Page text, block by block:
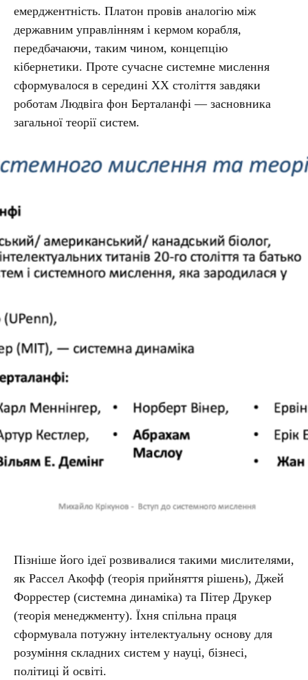
емерджентність. Платон провів аналогію між
державним управлінням і кермом корабля,
передбачаючи, таким чином, концепцію
кібернетики. Проте сучасне системне мислення
сформувалося в середині XX століття завдяки
роботам Людвіга фон Берталанфі — засновника
загальної теорії систем.
Пізніше його ідеї розвивалися такими мислителями,
як Рассел Акофф (теорія прийняття рішень), Джей
Форрестер (системна динаміка) та Пітер Друкер
(теорія менеджменту). Їхня спільна праця
сформувала потужну інтелектуальну основу для
розуміння складних систем у науці, бізнесі,
політиці й освіті.